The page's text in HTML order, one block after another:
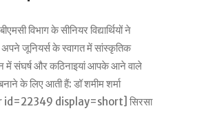
विभाग के सीनियर विद्यार्थियों ने
अपने जूनियर्स के स्वागत में सांस्कृतिक
में संघर्ष और कठिनाइयां आपके आने वाले
के लिए आती हैं: डॉ शमीम शर्मा
display=short] सिरसा